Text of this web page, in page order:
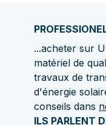
...acheter sur
matériel de
travaux de
d'énergie
conseils dans
ILS PARLENT